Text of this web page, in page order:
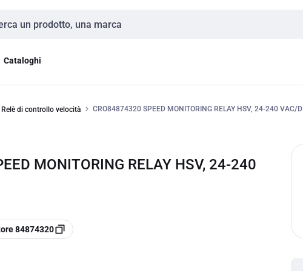
Cataloghi
Relè di controllo velocità CRO84874320 SPEED MONITORING RELAY HSV, 24-240 VAC/D
MONITORING RELAY HSV, 24-240
84874320